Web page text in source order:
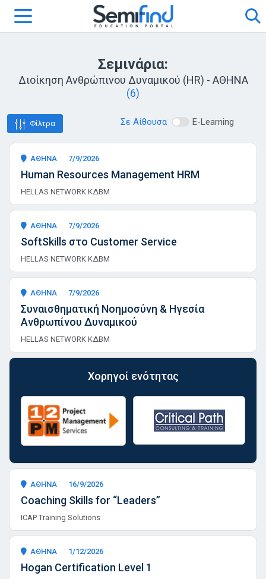
Σεμινάρια:
Διοίκηση Ανθρώπινου Δυναμικού (HR) - ΑΘΗΝΑ
(6)
Φίλτρα Σε Αίθουσα E-Learning
ΑΘΗΝΑ 7/9/2026
Human Resources Management HRM
HELLAS NETWORK ΚΔΒΜ
ΑΘΗΝΑ 7/9/2026
SoftSkills στο Customer Service
HELLAS NETWORK ΚΔΒΜ
ΑΘΗΝΑ 7/9/2026
Συναισθηματική Νοημοσύνη & Ηγεσία
Ανθρωπίνου Δυναμικού
HELLAS NETWORK ΚΔΒΜ
Χορηγοί ενότητας
ΑΘΗΝΑ 16/9/2026
Coaching Skills for “Leaders”
ICAP Training Solutions
ΑΘΗΝΑ 1/12/2026
Hogan Certification Level 1